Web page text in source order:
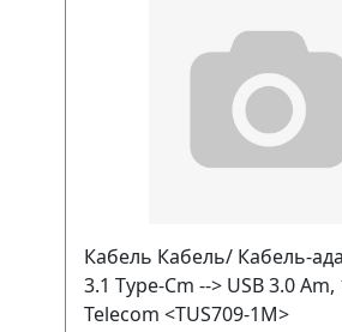
Кабель Кабель/ Кабель-
3.1 Type-Cm --> USB 3.0
Telecom <TUS709-1M>